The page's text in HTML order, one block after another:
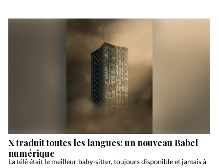
X traduit toutes les langues: un nouveau Babel
numérique
La télé était le meilleur baby-sitter, toujours disponible et jamais à